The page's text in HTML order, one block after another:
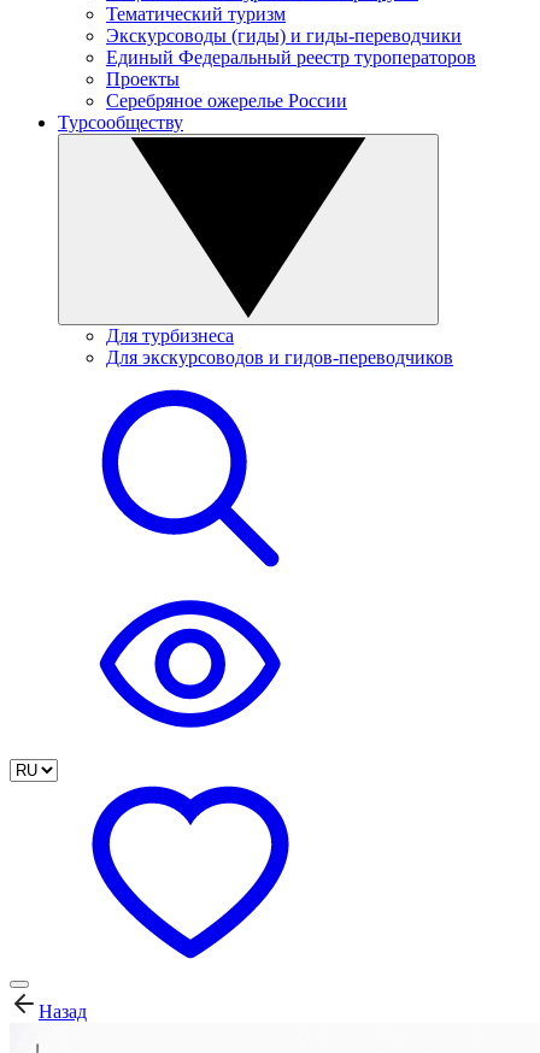
Тематический туризм
Экскурсоводы (гиды) и гиды-переводчики
Единый Федеральный реестр туроператоров
Проекты
Серебряное ожерелье России
Турсообществу
Для турбизнеса
Для экскурсоводов и гидов-переводчиков
Назад